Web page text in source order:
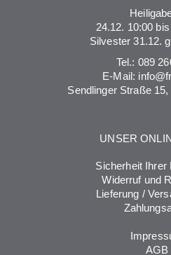
24.12. 10:00
Silvester 31.12.
Tel.: 089
E-Mail:
Sendlinger Straße
UNSER
Sicherheit Ihrer
Widerruf und
Lieferung /
AGB